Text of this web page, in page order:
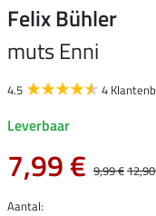
Felix Bühler
muts Enni
4.5 4
Leverbaar
7,99 € 9,99 €
Aantal: